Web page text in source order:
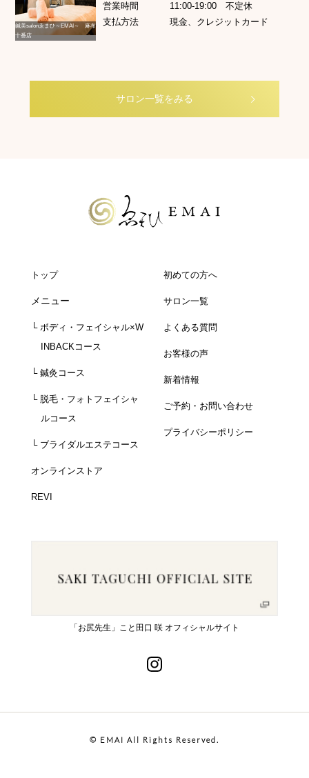
鍼美salonゑまひ～EMAI～ 麻布
十番店
営業時間
11:00-19:00 不定休
支払方法
現金、クレジットカード
サロン一覧をみる
トップ
メニュー
└ ボディ・フェイシャル×W
INBACKコース
└ 鍼灸コース
└ 脱毛・フォトフェイシャ
ルコース
└ ブライダルエステコース
オンラインストア
REVI
初めての方へ
サロン一覧
よくある質問
お客様の声
新着情報
ご予約・お問い合わせ
プライバシーポリシー
「お尻先生」こと田口 咲 オフィシャルサイト
© EMAI All Rights Reserved.